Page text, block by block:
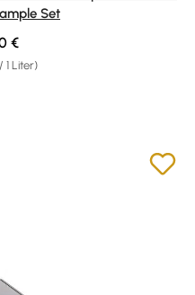
Set
1 Liter)
Preis:
€